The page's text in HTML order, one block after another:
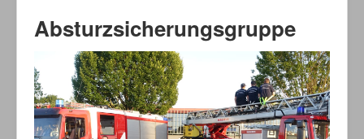
Absturzsicherungsgruppe